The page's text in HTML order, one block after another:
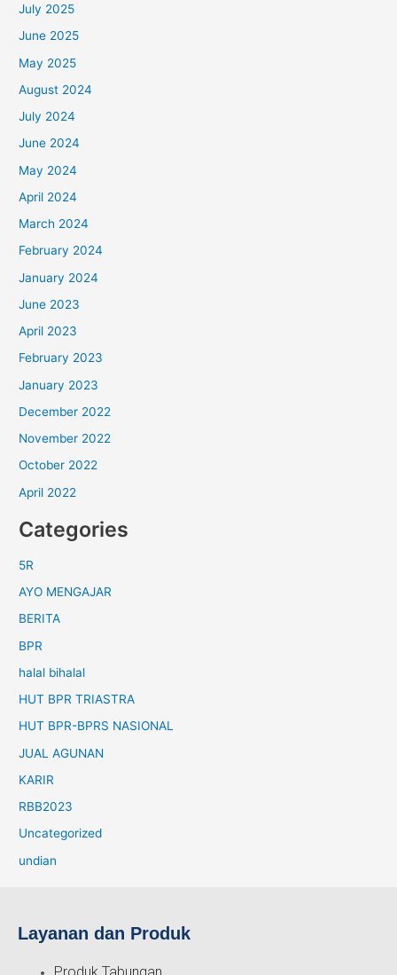
July 2025
June 2025
May 2025
August 2024
July 2024
June 2024
May 2024
April 2024
March 2024
February 2024
January 2024
June 2023
April 2023
February 2023
January 2023
December 2022
November 2022
October 2022
April 2022
Categories
5R
AYO MENGAJAR
BERITA
BPR
halal bihalal
HUT BPR TRIASTRA
HUT BPR-BPRS NASIONAL
JUAL AGUNAN
KARIR
RBB2023
Uncategorized
undian
Layanan dan Produk